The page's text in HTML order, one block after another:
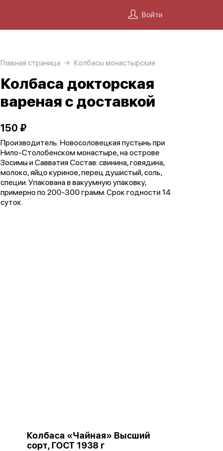
Войти
Главная страница Колбасы монастырские
Колбаса докторская
вареная с доставкой
150 ₽
Производитель: Новосоловецкая пустынь при
Нило-Столобенском монастыре, на острове
Зосимы и Савватия Состав: свинина, говядина,
молоко, яйцо куриное, перец душистый, соль,
специи. Упакована в вакуумную упаковку,
примерно по 200-300 грамм. Срок годности 14
суток.
Колбаса «Чайная» Высший
сорт, ГОСТ 1938 г